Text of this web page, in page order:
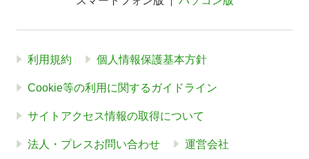
利用規約 個人情報保護基本方針
Cookie等の利用に関するガイドライン
サイトアクセス情報の取得について
法人・プレスお問い合わせ 運営会社